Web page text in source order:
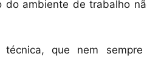
ambiente de trabalho
que nem